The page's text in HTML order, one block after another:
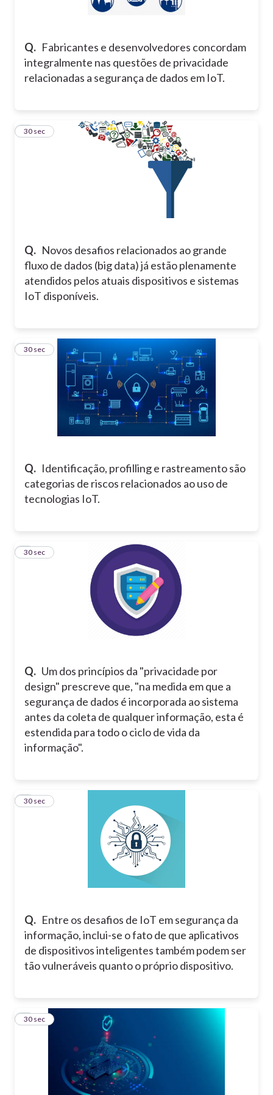
Q. Fabricantes e desenvolvedores concordam
integralmente nas questões de privacidade
relacionadas a segurança de dados em IoT.
Q. Novos desafios relacionados ao grande
fluxo de dados (big data) já estão plenamente
atendidos pelos atuais dispositivos e sistemas
IoT disponíveis.
2
30 sec
Q. Identificação, profilling e rastreamento são
categorias de riscos relacionados ao uso de
tecnologias IoT.
3
30 sec
Q. Um dos princípios da "privacidade por
design" prescreve que, "na medida em que a
segurança de dados é incorporada ao sistema
antes da coleta de qualquer informação, esta é
estendida para todo o ciclo de vida da
informação".
4
30 sec
Q. Entre os desafios de IoT em segurança da
informação, inclui-se o fato de que aplicativos
de dispositivos inteligentes também podem ser
tão vulneráveis quanto o próprio dispositivo.
5
30 sec
6
30 sec